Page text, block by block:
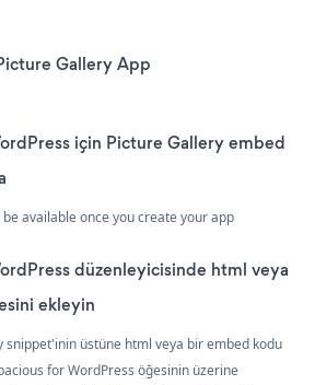
Gallery App
için Picture Gallery embed
available once you create your app
düzenleyicisinde html veya
ekleyin
snippet'inin üstüne html veya bir embed kodu
for WordPress öğesinin üzerine